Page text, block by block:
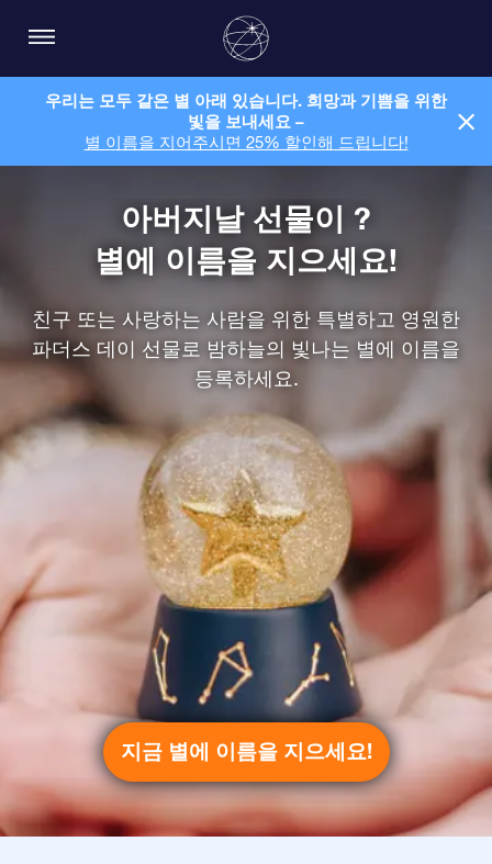
우리는 모두 같은 별 아래 있습니다. 희망과 기쁨을 위한
빛을 보내세요 –
별 이름을 지어주시면 25% 할인해 드립니다!
아버지날 선물이 ?
별에 이름을 지으세요!
친구 또는 사랑하는 사람을 위한 특별하고 영원한
파더스 데이 선물로 밤하늘의 빛나는 별에 이름을
등록하세요.
지금 별에 이름을 지으세요!